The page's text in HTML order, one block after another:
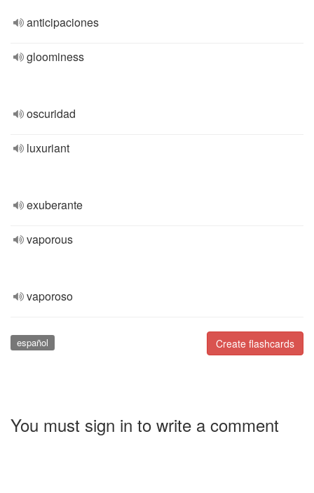
anticipaciones
gloominess
oscuridad
luxuriant
exuberante
vaporous
vaporoso
Create flashcards
español
You must sign in to write a comment